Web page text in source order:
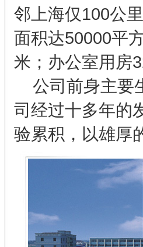
邻上海仅100公
面积达50000平
米；办公室用房
公司前身主要
司经过十多年的
验累积，以雄厚